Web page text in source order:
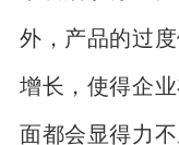
外，产品的过
增长，使得企
面都会显得力